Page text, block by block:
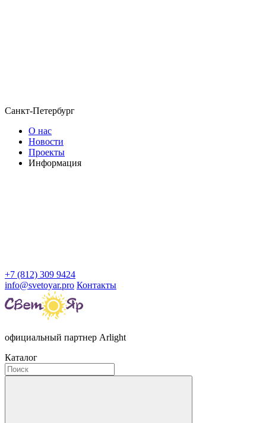
Санкт-Петербург
О нас
Новости
Проекты
Информация
+7 (812) 309 9424
info@svetoyar.pro Контакты
официальный партнер Arlight
Каталог